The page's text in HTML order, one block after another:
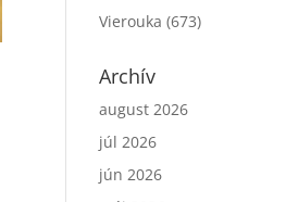
Vierouka (673)
Archív
august 2026
júl 2026
jún 2026